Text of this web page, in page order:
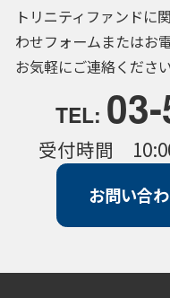
トリニティファンドに
わせフォームまたはお
お気軽にご連絡ください
TEL:
受付時間
お問い合